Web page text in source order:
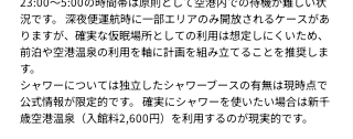
況です。 深夜便運航時に一部エリアのみ開放されるケースがあ
りますが、確実な仮眠場所としての利用は想定しにくいため、
前泊や空港温泉の利用を軸に計画を組み立てることを推奨しま
す。
シャワーについては独立したシャワーブースの有無は現時点で
公式情報が限定的です。 確実にシャワーを使いたい場合は新千
歳空港温泉（入館料2,600円）を利用するのが現実的です。